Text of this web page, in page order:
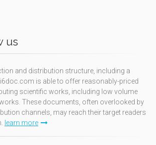
us
and distribution structure, including a
is able to offer reasonably-priced
scientific works, including low volume
These documents, often overlooked by
channels, may reach their target readers
learn more